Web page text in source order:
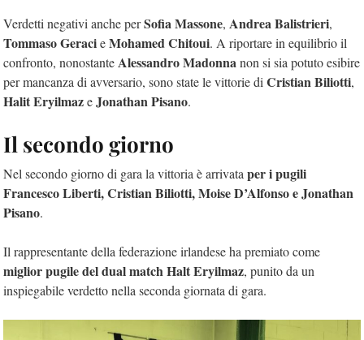
Verdetti negativi anche perSofia Massone, Andrea Balistrieri,
Tommaso GeracieMohamed Chitoui. A riportare in equilibrio il
confronto, nonostanteAlessandro Madonnanon si sia potuto esibire
per mancanza di avversario, sono state le vittorie di Cristian Biliotti,
Halit EryilmazeJonathan Pisano.
Il secondo giorno
Nel secondo giorno di gara la vittoria è arrivata per i pugili
Francesco Liberti, Cristian Biliotti, Moise D’Alfonso e Jonathan
Pisano.
Il rappresentante della federazione irlandese ha premiato come
miglior pugile del dual match Halt Eryilmaz, punito da un
inspiegabile verdetto nella seconda giornata di gara.